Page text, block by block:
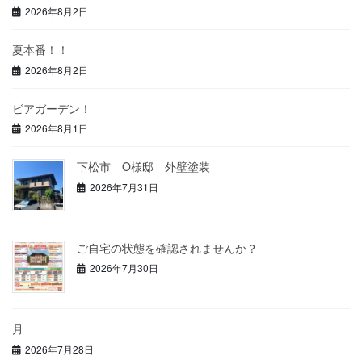
2026年8月2日
夏本番！！
2026年8月2日
ビアガーデン！
2026年8月1日
下松市 O様邸 外壁塗装
2026年7月31日
ご自宅の状態を確認されませんか？
2026年7月30日
月
2026年7月28日